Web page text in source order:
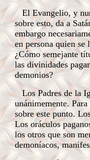
El Evangelio, y
sobre esto, da a
embargo
en persona quien se
¿Cómo semejante
las divinidades
demonios?
Los Padres de la
unánimemente.
sobre este punto.
Los oráculos
los otros que son
demoníacos,